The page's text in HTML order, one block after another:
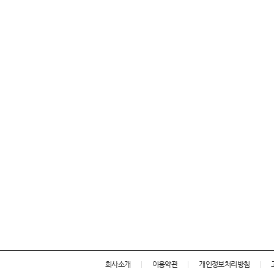
회사소개 이용약관 개인정보처리방침